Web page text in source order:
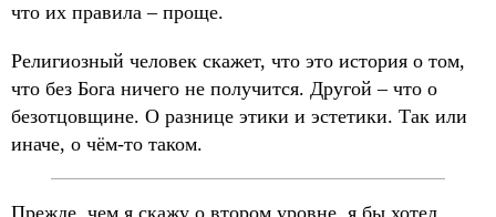
что их правила – проще.
Религиозный человек скажет, что это история о том,
что без Бога ничего не получится. Другой – что о
безотцовщине. О разнице этики и эстетики. Так или
иначе, о чём-то таком.
Прежде, чем я скажу о втором уровне, я бы хотел